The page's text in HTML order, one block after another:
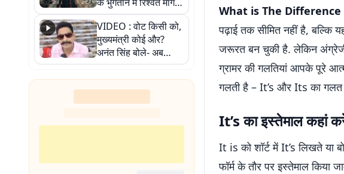
पड़ा भारी
VIDEO : वोट किसी को,
मुख्यमंत्री कोई और?
अनंत सिंह बोले- अब
जनता हर चुनाव में देगी
जवाब
What is The
पढ़ाई तक सीमित नहीं है, बल्कि
जरूरत बन चुकी है. लेकिन
ग्रामर की गलतियां आपके पूरे
गलती है – It’s और Its का गलत
It’s का इस्तेमाल कहां
It is को शॉर्ट में It’s लिखते या
फॉर्म के तौर पर इस्तेमाल